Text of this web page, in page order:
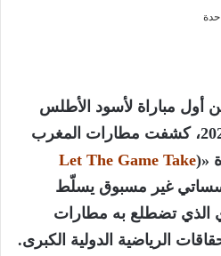
من أول مباراة لأسود الأطلس
مطارات المغرب
«(
Let The Game Take
غير مسبوق يسلّط
الذي تضطلع به مطارات
الرياضية الدولية الكبرى.